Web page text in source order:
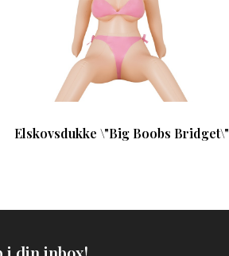
Elskovsdukke \"Big Boobs Bridget\"